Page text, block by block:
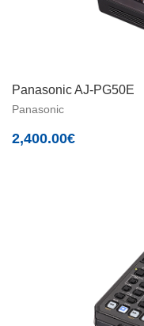
Panasonic AJ-PG50E
Panasonic
2,400.00€